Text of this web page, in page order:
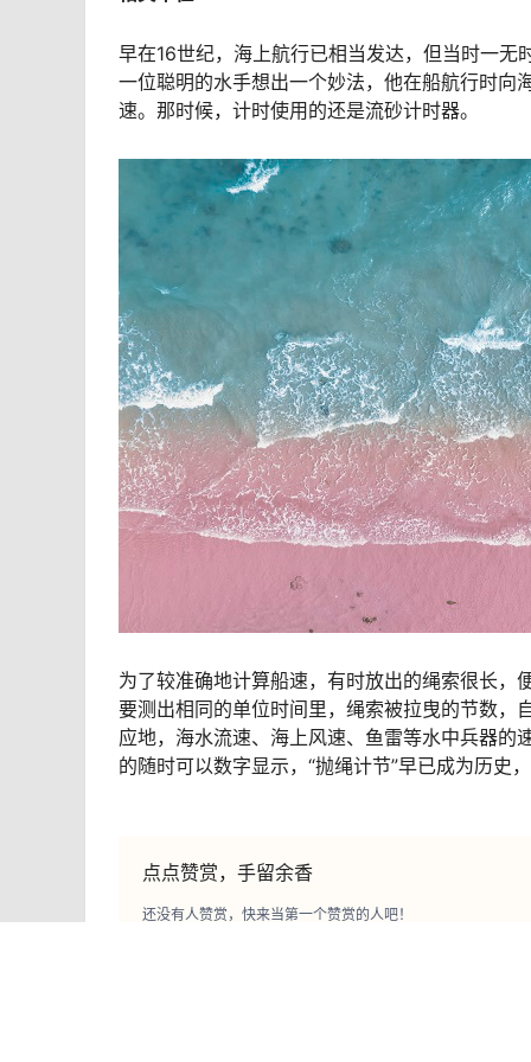
早在16世纪，海上航行已相当发达，但当时一
一位聪明的水手想出一个妙法，他在船航行时向
速。那时候，计时使用的还是流砂计时器。
为了较准确地计算船速，有时放出的绳索很长，
要测出相同的单位时间里，绳索被拉曳的节数，
应地，海水流速、海上风速、鱼雷等水中兵器的
的随时可以数字显示，“抛绳计节”早已成为历史
点点赞赏，手留余香
还没有人赞赏，快来当第一个赞赏的人吧！